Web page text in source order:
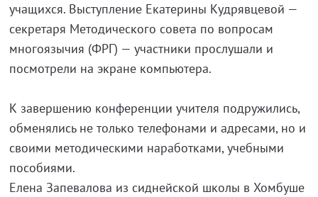
учащихся. Выступление Екатерины Кудрявцевой —
секретаря Методического совета по вопросам
многоязычия (ФРГ) — участники прослушали и
посмотрели на экране компьютера.
К завершению конференции учителя подружились,
обменялись не только телефонами и адресами, но и
своими методическими наработками, учебными
пособиями.
Елена Запевалова из сиднейской школы в Хомбуше